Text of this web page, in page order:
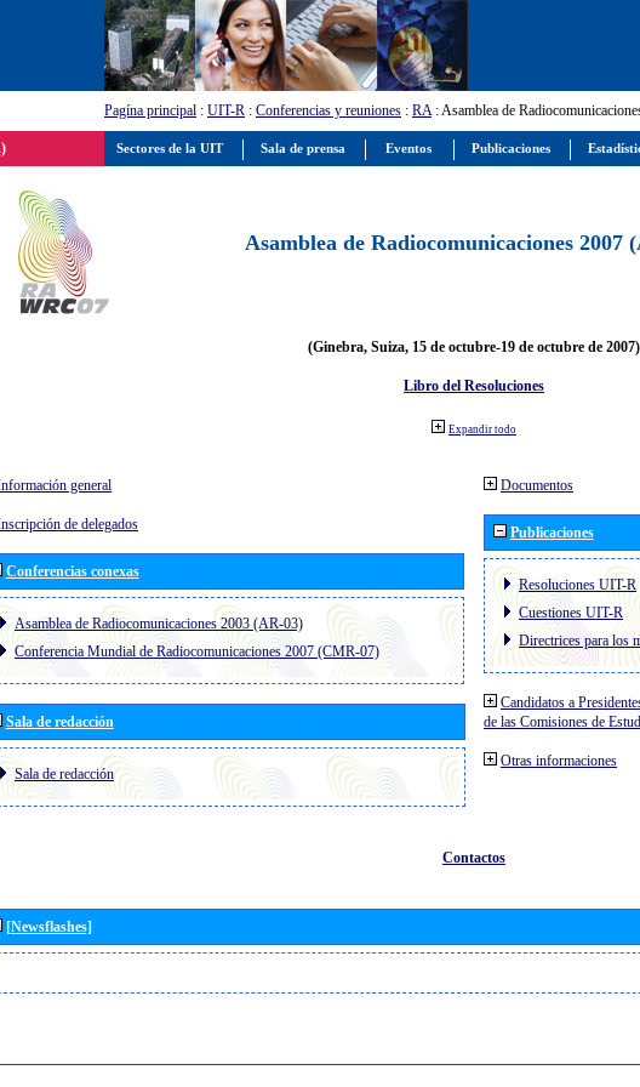
Pagína principal : UIT-R : Conferencias y reuniones : RA: Asamblea de
Asamblea de Radiocomunicaciones 2007
(Ginebra, Suiza, 15 de octubre-19 de octubre de 2007)
Libro del Resoluciones
Expandir todo
general
de delegados
Conferencias conexas
Asamblea de Radiocomunicaciones 2003 (AR-03)
Conferencia Mundial de Radiocomunicaciones 2007 (CMR-07)
Sala de redacción
Sala de redacción
Documentos
Publicaciones
Resoluciones UIT-R
Cuestiones UIT-R
Directrices para los
Candidatos a
de las Comisiones de
Otras informaciones
Contactos
[Newsflashes]
Sectores de la UIT Sala de prensa Eventos Publicaciones